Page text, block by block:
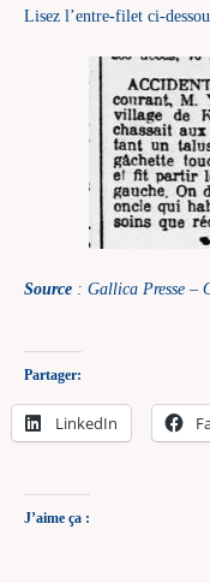
Lisez l’entre-filet ci-
Source : Gallica Presse –
Partager:
LinkedIn
J’aime ça :